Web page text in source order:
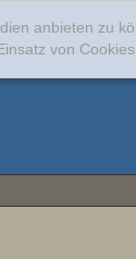
anbieten zu
von